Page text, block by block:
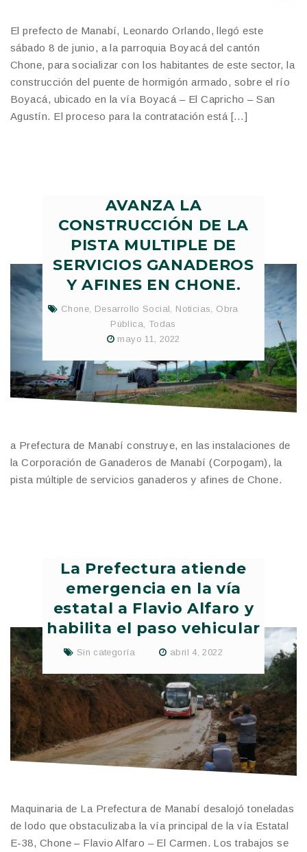
El prefecto de Manabí, Leonardo Orlando, llegó este
sábado 8 de junio, a la parroquia Boyacá del cantón
Chone, para socializar con los habitantes de este sector, la
construcción del puente de hormigón armado, sobre el río
Boyacá, ubicado en la vía Boyacá – El Capricho – San
Agustín. El proceso para la contratación está […]
AVANZA LA
CONSTRUCCIÓN DE LA
PISTA MULTIPLE DE
SERVICIOS GANADEROS
Y AFINES EN CHONE.
Chone Desarrollo Social Noticias
Obra
Pública
Todas
mayo 11, 2022
a Prefectura de Manabí construye, en las instalaciones de
la Corporación de Ganaderos de Manabí (Corpogam), la
pista múltiple de servicios ganaderos y afines de Chone.
La Prefectura atiende
emergencia en la vía
estatal a Flavio Alfaro y
habilita el paso vehicular
Sin categoría abril 4, 2022
Maquinaria de La Prefectura de Manabí desalojó toneladas
de lodo que obstaculizaba la vía principal de la vía Estatal
E-38, Chone – Flavio Alfaro – El Carmen. Los trabajos se